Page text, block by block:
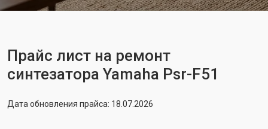
Прайс лист на ремонт
синтезатора Yamaha Psr-F51
Дата обновления прайса: 18.07.2026